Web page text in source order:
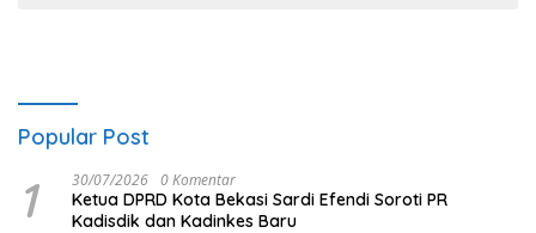
Popular Post
1 30/07/2026 0 Komentar
Ketua DPRD Kota Bekasi Sardi Efendi Soroti PR
Kadisdik dan Kadinkes Baru